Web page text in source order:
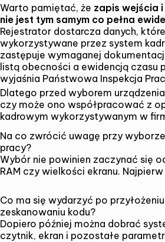
Warto pamiętać, że zapis wejścia
nie jest tym samym co pełna
Rejestrator dostarcza danych,
wykorzystywane przez system
zastępuje wymaganej
listą obecności a ewidencją czasu
wyjaśnia Państwowa Inspekcja
Dlatego przed wyborem
czy może ono współpracować z
kadrowym wykorzystywanym w
Na co zwrócić uwagę przy
pracy?
Wybór nie powinien zaczynać się
RAM czy wielkości ekranu.
Co ma się wydarzyć po
zeskanowaniu kodu?
Dopiero później można dobrać
czytnik, ekran i pozostałe